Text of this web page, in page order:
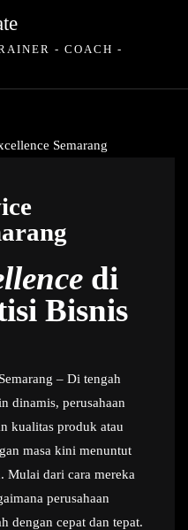
- COACH -
di
Bisnis
– Di tengah
dinamis, perusahaan
kualitas produk atau
masa kini menuntut
Mulai dari cara mereka
perusahaan
dengan cepat dan tepat.